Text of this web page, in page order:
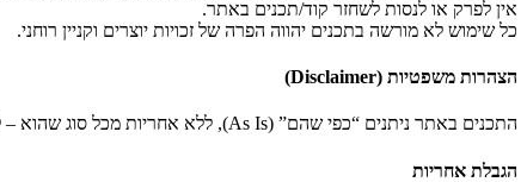
אין לפרק או לנסות לשחזר קוד/תכנים באתר.
כל שימוש לא מורשה בתכנים יהווה הפרה של זכויות יוצרים וקניין רוחני.
הצהרות משפטיות (Disclaimer)
התכנים באתר ניתנים “כפי שהם” (As Is), ללא אחריות מכל סוג שהוא – לרבות אחריות לסחירות, התאמה למטרה מסוימת או אי־הפרת זכויות.
הגבלת אחריות